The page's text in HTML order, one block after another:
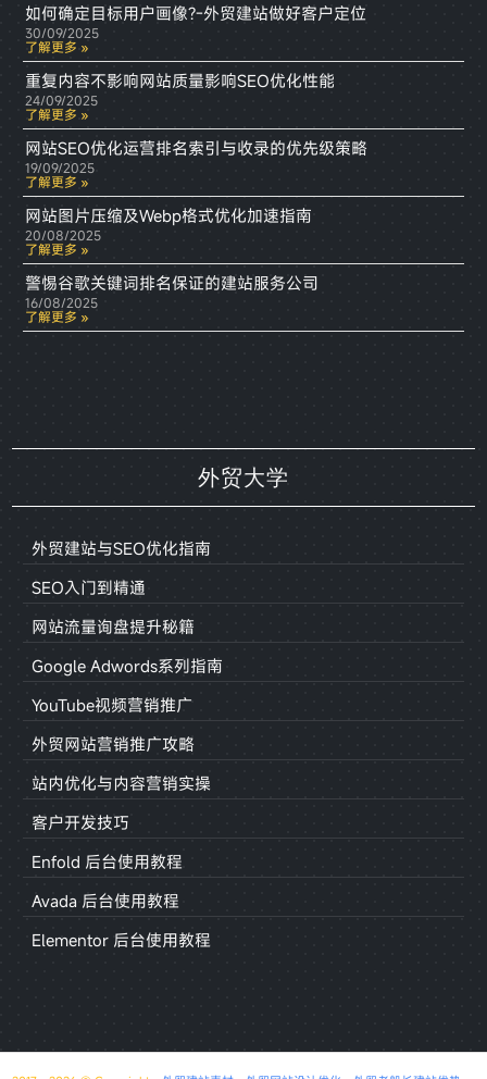
如何确定目标用户画像?-外贸建站做好客户定位
30/09/2025
了解更多 »
重复内容不影响网站质量影响SEO优化性能
24/09/2025
了解更多 »
网站SEO优化运营排名索引与收录的优先级策略
19/09/2025
了解更多 »
网站图片压缩及Webp格式优化加速指南
20/08/2025
了解更多 »
警惕谷歌关键词排名保证的建站服务公司
16/08/2025
了解更多 »
外贸大学
外贸建站与SEO优化指南
SEO入门到精通
网站流量询盘提升秘籍
Google Adwords系列指南
YouTube视频营销推广
外贸网站营销推广攻略
站内优化与内容营销实操
客户开发技巧
Enfold 后台使用教程
Avada 后台使用教程
Elementor 后台使用教程